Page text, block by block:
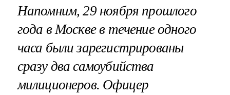
Напомним, 29 ноября прошлого
года в Москве в течение одного
часа были зарегистрированы
сразу два самоубийства
милиционеров. Офицер